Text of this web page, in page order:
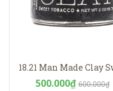
500.000₫ 600.000₫